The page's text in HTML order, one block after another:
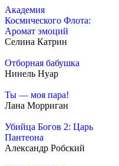
Академия
Космического Флота:
Аромат эмоций
Селина Катрин
Отборная бабушка
Нинель Нуар
Ты — моя пара!
Лана Морриган
Убийца Богов 2: Царь
Пантеона
Александр Робский